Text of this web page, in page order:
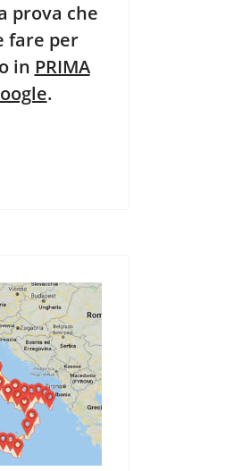
prova che
fare per
in PRIMA
.